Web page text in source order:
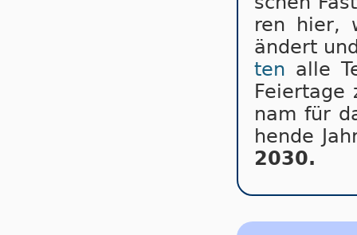
ren hier,
än­dert
ten alle
Fei­er­ta­ge
nam für
hen­de
2030.